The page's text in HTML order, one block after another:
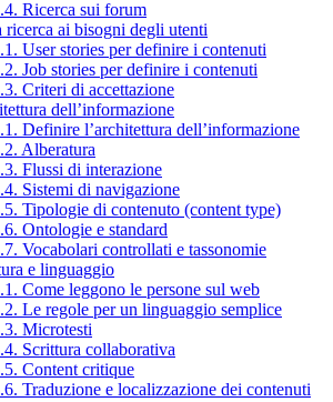
Ricerca sui forum
ricerca ai bisogni degli utenti
User stories per definire i contenuti
Job stories per definire i contenuti
Criteri di accettazione
dell’informazione
Definire l’architettura dell’informazione
Alberatura
Flussi di interazione
Sistemi di navigazione
Tipologie di contenuto (content type)
Ontologie e standard
Vocabolari controllati e tassonomie
e linguaggio
Come leggono le persone sul web
Le regole per un linguaggio semplice
Microtesti
Scrittura collaborativa
Content critique
Traduzione e localizzazione dei contenuti